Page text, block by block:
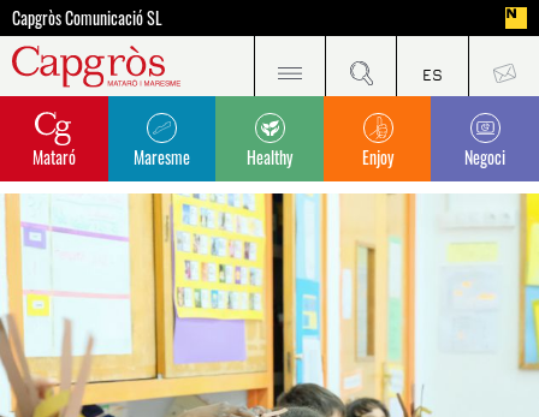
Capgròs Comunicació SL
Mataró Maresme Healthy Enjoy Negoci